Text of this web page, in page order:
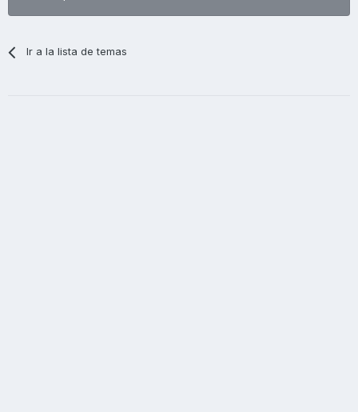
Ir a la lista de temas